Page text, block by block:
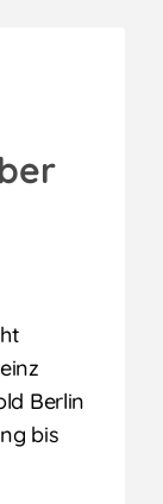
Berlin
bis